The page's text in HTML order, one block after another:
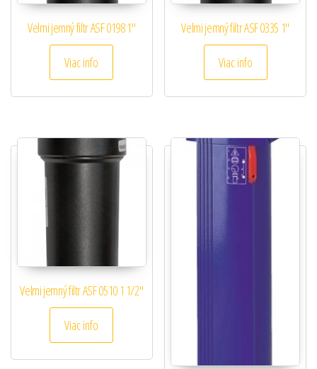
Velmi jemný filtr ASF 0198 1″
Viac info
Velmi jemný filtr ASF 0335 1″
Viac info
Velmi jemný filtr ASF 0510 1 1/2″
Viac info